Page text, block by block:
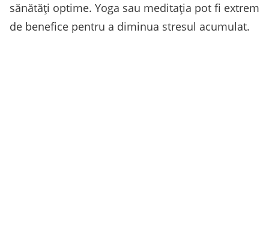
sănătăți optime. Yoga sau meditația pot fi extrem
de benefice pentru a diminua stresul acumulat.